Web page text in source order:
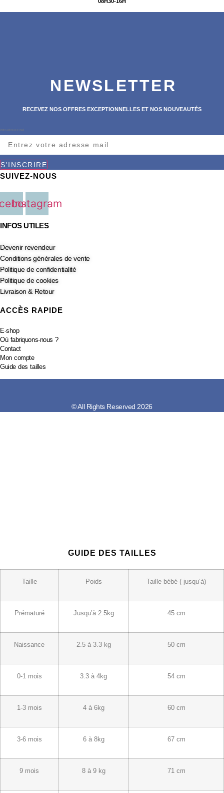
NEWSLETTER
RECEVEZ NOS OFFRES EXCEPTIONNELLES ET NOS NOUVEAUTÉS
Votre adresse e-mail
S'INSCRIRE
SUIVEZ-NOUS
Instagram
INFOS UTILES
Devenir revendeur
Conditions générales de vente
Politique de confidentialité
Politique de cookies
Livraison & Retour
ACCÈS RAPIDE
E-shop
Où fabriquons-nous ?
Contact
Mon compte
Guide des tailles
© All Rights Reserved 2026
GUIDE DES TAILLES
Taille Poids Taille bébé ( jusqu’à)
Prématuré Jusqu’à 2.5kg 45 cm
Naissance 2.5 à 3.3 kg 50 cm
0-1 mois 3.3 à 4kg 54 cm
1-3 mois 4 à 6kg 60 cm
3-6 mois 6 à 8kg 67 cm
9 mois 8 à 9 kg 71 cm